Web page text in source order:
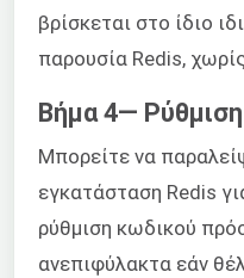
βρίσκεται στο ίδιο
παρουσία Redis,
Βήμα 4—
Μπορείτε να
εγκατάσταση Redis
ρύθμιση κωδικού
ανεπιφύλακτα εάν